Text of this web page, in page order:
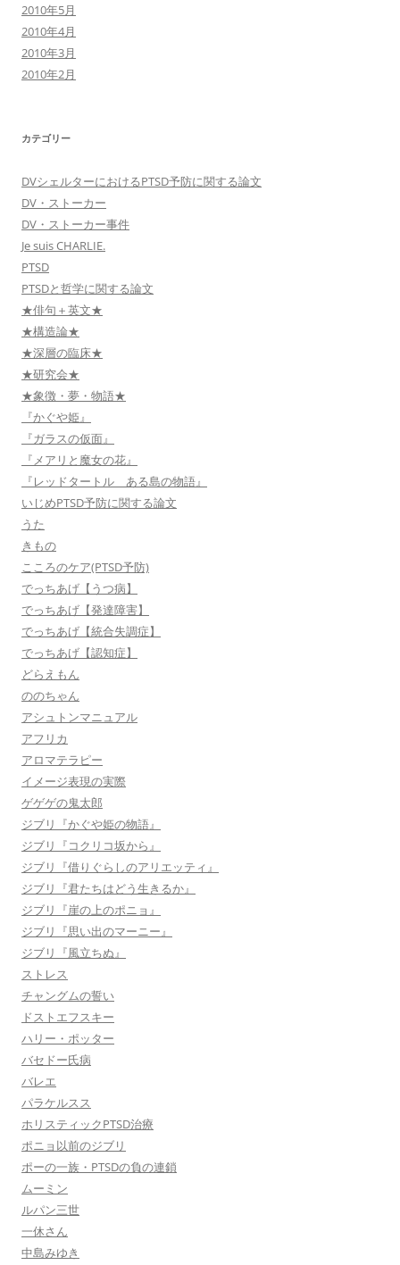
2010年5月
2010年4月
2010年3月
2010年2月
カテゴリー
DVシェルターにおけるPTSD予防に関する論文
DV・ストーカー
DV・ストーカー事件
Je suis CHARLIE.
PTSD
PTSDと哲学に関する論文
★俳句＋英文★
★構造論★
★深層の臨床★
★研究会★
★象徴・夢・物語★
『かぐや姫』
『ガラスの仮面』
『メアリと魔女の花』
『レッドタートル ある島の物語』
いじめPTSD予防に関する論文
うた
きもの
こころのケア(PTSD予防)
でっちあげ【うつ病】
でっちあげ【発達障害】
でっちあげ【統合失調症】
でっちあげ【認知症】
どらえもん
ののちゃん
アシュトンマニュアル
アフリカ
アロマテラピー
イメージ表現の実際
ゲゲゲの鬼太郎
ジブリ『かぐや姫の物語』
ジブリ『コクリコ坂から』
ジブリ『借りぐらしのアリエッティ』
ジブリ『君たちはどう生きるか』
ジブリ『崖の上のポニョ』
ジブリ『思い出のマーニー』
ジブリ『風立ちぬ』
ストレス
チャングムの誓い
ドストエフスキー
ハリー・ポッター
バセドー氏病
バレエ
パラケルスス
ホリスティックPTSD治療
ポニョ以前のジブリ
ポーの一族・PTSDの負の連鎖
ムーミン
ルパン三世
一休さん
中島みゆき